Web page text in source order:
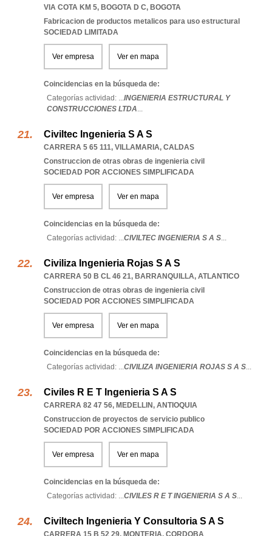
VIA COTA KM 5, BOGOTA D C, BOGOTA
Fabricacion de productos metalicos para uso estructural
SOCIEDAD LIMITADA
Ver empresa Ver en mapa
Coincidencias en la búsqueda de:
Categorías actividad: ...INGENIERIA ESTRUCTURAL Y
CONSTRUCCIONES LTDA...
Civiltec Ingenieria S A S
CARRERA 5 65 111, VILLAMARIA, CALDAS
Construccion de otras obras de ingenieria civil
SOCIEDAD POR ACCIONES SIMPLIFICADA
Ver empresa Ver en mapa
Coincidencias en la búsqueda de:
Categorías actividad: ...CIVILTEC INGENIERIA S A S...
Civiliza Ingenieria Rojas S A S
CARRERA 50 B CL 46 21, BARRANQUILLA, ATLANTICO
Construccion de otras obras de ingenieria civil
SOCIEDAD POR ACCIONES SIMPLIFICADA
Ver empresa Ver en mapa
Coincidencias en la búsqueda de:
Categorías actividad: ...CIVILIZA INGENIERIA ROJAS S A S...
Civiles R E T Ingenieria S A S
CARRERA 82 47 56, MEDELLIN, ANTIOQUIA
Construccion de proyectos de servicio publico
SOCIEDAD POR ACCIONES SIMPLIFICADA
Ver empresa Ver en mapa
Coincidencias en la búsqueda de:
Categorías actividad: ...CIVILES R E T INGENIERIA S A S...
Civiltech Ingenieria Y Consultoria S A S
CARRERA 15 B 52 29, MONTERIA, CORDOBA